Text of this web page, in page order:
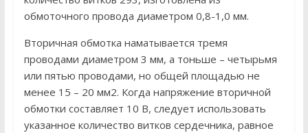
обмоточного провода диаметром 0,8-1,0 мм.
Вторичная обмотка наматывается тремя
проводами диаметром 3 мм, а тоньше – четырьмя
или пятью проводами, но общей площадью не
менее 15 – 20 мм2. Когда напряжение вторичной
обмотки составляет 10 В, следует использовать
указанное количество витков сердечника, равное